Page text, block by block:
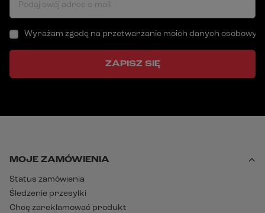
Podaj swój adres e-mail
Wyrażam zgodę na przetwarzanie moich danych
ZAPISZ SIĘ
MOJE ZAMÓWIENIA
Status zamówienia
Śledzenie przesyłki
Chcę zareklamować produkt